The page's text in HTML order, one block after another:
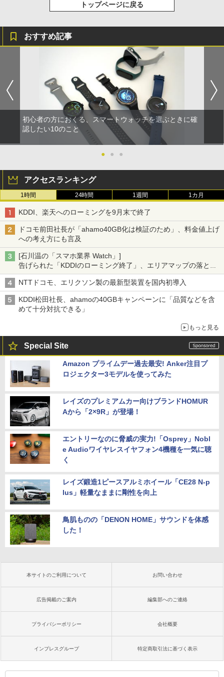
トップページに戻る
おすすめ記事
初心者の方におくる、スマートウォッチを選ぶときに確
認したい10のこと
● ● ●
アクセスランキング
1時間 24時間 1週間 1カ月
KDDI、楽天へのローミングを9月末で終了
ドコモ前田社長が「ahamo40GB化は検証のため」、料金値上げ
への考え方にも言及
[石川温の「スマホ業界 Watch」]
告げられた「KDDIのローミング終了」、エリアマップの落とし
穴と楽天モバイルの課題
NTTドコモ、エリクソン製の最新型装置を国内初導入
KDDI松田社長、ahamoの40GBキャンペーンに「品質などを含
めて十分対抗できる」
もっと見る
Special Site
Amazon プライムデー過去最安! Anker注目プ
ロジェクター3モデルを使ってみた
レイズのプレミアムカー向けブランドHOMUR
Aから「2×9R」が登場！
エントリーなのに脅威の実力!「Osprey」Nobl
e Audioワイヤレスイヤフォン4機種を一気に聴
く
レイズ鍛造1ピースアルミホイール「CE28 N-p
lus」軽量なままに剛性を向上
鳥肌ものの「DENON HOME」サウンドを体感
した！
本サイトのご利用について お問い合わせ
広告掲載のご案内 編集部へのご連絡
プライバシーポリシー 会社概要
インプレスグループ 特定商取引法に基づく表示